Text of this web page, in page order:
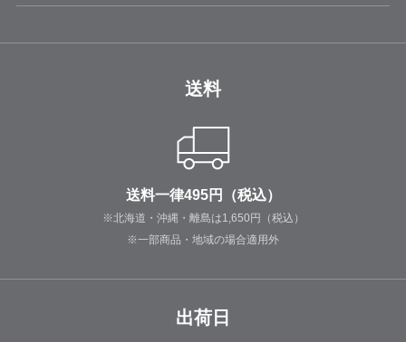
送料
送料一律495円（税込）
※北海道・沖縄・離島は1,650円（税込）
※一部商品・地域の場合適用外
出荷日